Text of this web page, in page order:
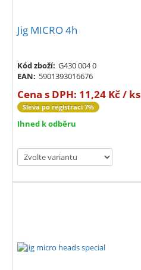
Jig MICRO 4h
Kód zboží: G430 004 0
EAN: 5901393016676
Cena s DPH: 11,24 Kč / ks
Sleva po registraci 7%
Ihned k odběru